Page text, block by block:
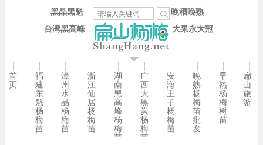
台湾黑高峰
晚稻晚熟
大果永大冠
黑晶黑魁
首
页
福
建
东
魁
杨
梅
苗
漳
州
水
晶
杨
梅
苗
浙
江
仙
居
杨
梅
苗
湖
南
黑
高
峰
杨
梅
苗
广
西
大
黑
炭
杨
梅
苗
安
海
王
子
杨
梅
苗
晚
熟
杨
梅
苗
批
发
早
熟
杨
梅
树
苗
扁
山
旅
游